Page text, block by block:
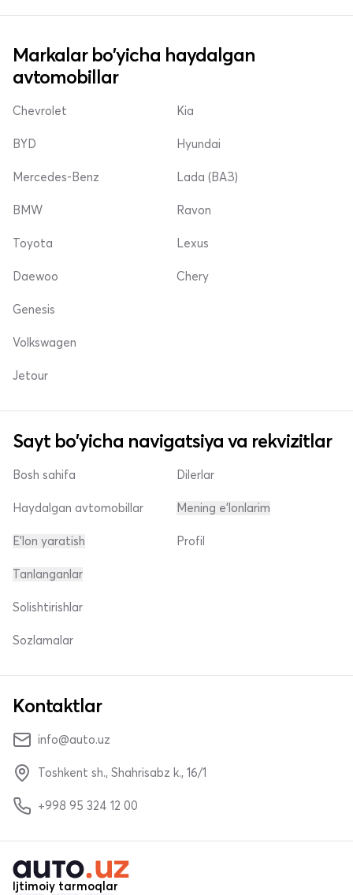
Markalar bo'yicha haydalgan
avtomobillar
Chevrolet
BYD
Mercedes-Benz
Kia
Hyundai
Lada (ВАЗ)
BMW
Toyota
Daewoo
Ravon
Lexus
Chery
Genesis
Volkswagen
Jetour
Sayt bo'yicha navigatsiya va rekvizitlar
Bosh sahifa
Haydalgan avtomobillar
E'lon yaratish
Dilerlar
Mening e'lonlarim
Profil
Tanlanganlar
Solishtirishlar
Sozlamalar
Kontaktlar
info@auto.uz
Toshkent sh., Shahrisabz k., 16/1
+998 95 324 12 00
Ijtimoiy tarmoqlar